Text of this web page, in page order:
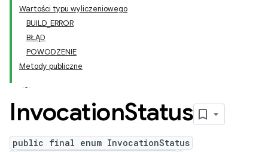
Wartości typu wyliczeniowego
BUILD_ERROR
BŁĄD
POWODZENIE
Metody publiczne
InvocationStatus
public final enum InvocationStatus